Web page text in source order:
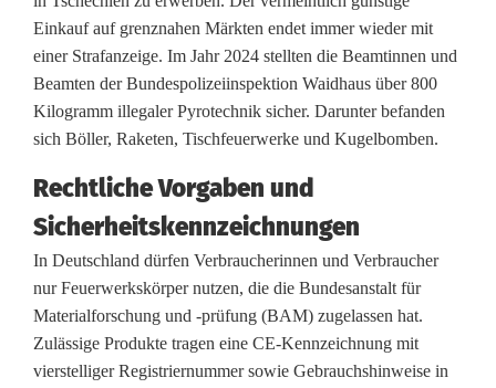
e
B
ö
l
l
e
r
b
e
Einkauf auf grenznahen Märkten endet immer wieder mit
einer Strafanzeige. Im Jahr 2024 stellten die Beamtinnen und
Beamten der Bundespolizeiinspektion Waidhaus über 800
Kilogramm illegaler Pyrotechnik sicher. Darunter befanden
sich Böller, Raketen, Tischfeuerwerke und Kugelbomben.
Rechtliche Vorgaben und
Sicherheitskennzeichnungen
In Deutschland dürfen Verbraucherinnen und Verbraucher
nur Feuerwerkskörper nutzen, die die Bundesanstalt für
Materialforschung und -prüfung (BAM) zugelassen hat.
Zulässige Produkte tragen eine CE-Kennzeichnung mit
vierstelliger Registriernummer sowie Gebrauchshinweise in